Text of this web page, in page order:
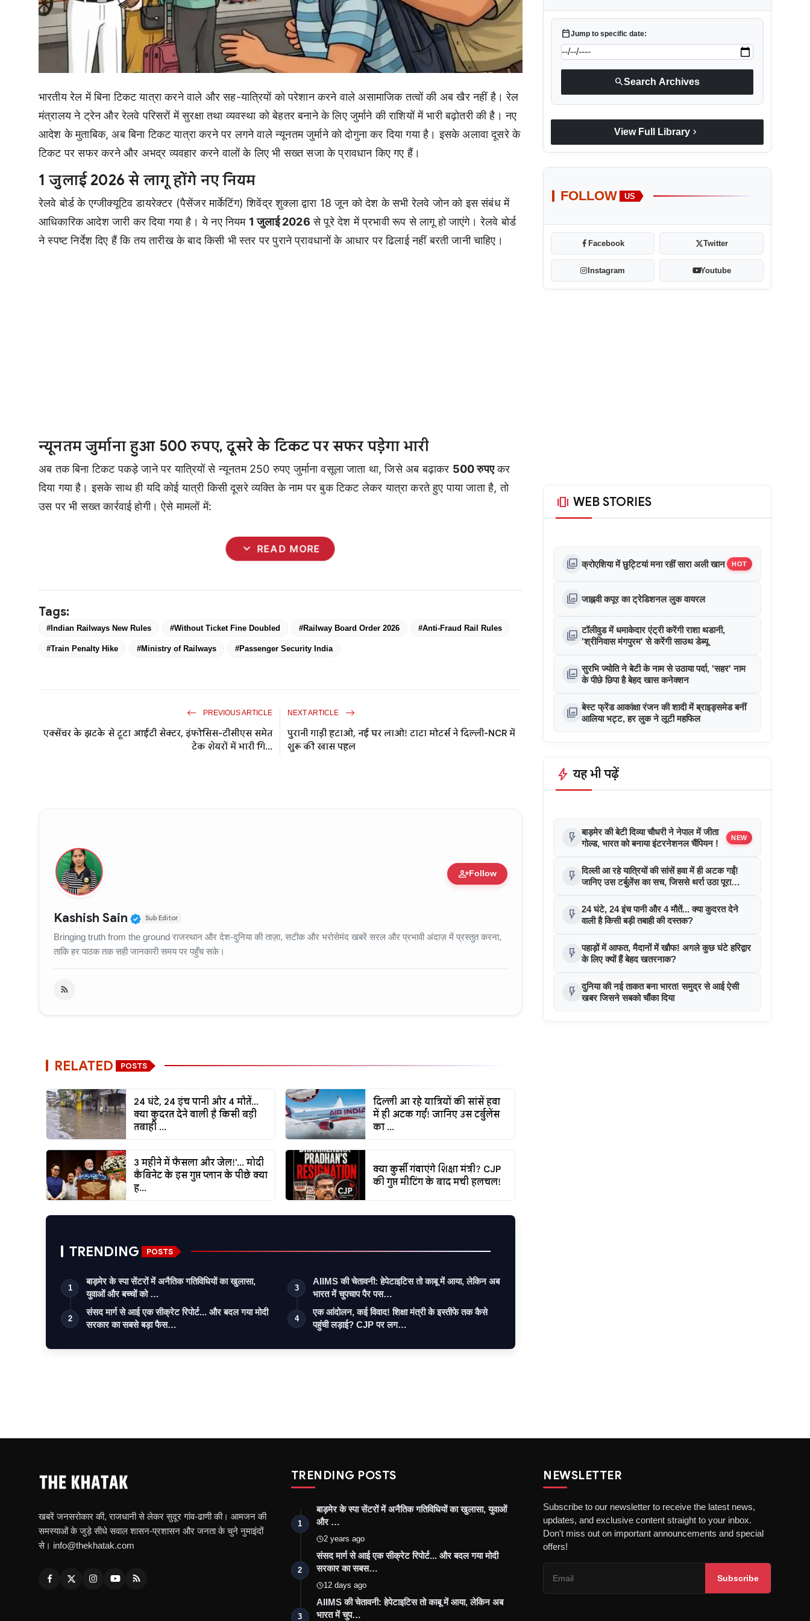
भारतीय रेल में बिना टिकट यात्रा करने वाले और सह-यात्रियों को परेशान करने वाले असामाजिक तत्वों की अब खैर नहीं है। रेल
मंत्रालय ने ट्रेन और रेलवे परिसरों में सुरक्षा तथा व्यवस्था को बेहतर बनाने के लिए जुर्माने की राशियों में भारी बढ़ोतरी की है। नए
आदेश के मुताबिक, अब बिना टिकट यात्रा करने पर लगने वाले न्यूनतम जुर्माने को दोगुना कर दिया गया है। इसके अलावा दूसरे के
टिकट पर सफर करने और अभद्र व्यवहार करने वालों के लिए भी सख्त सजा के प्रावधान किए गए हैं।
1 जुलाई 2026 से लागू होंगे नए नियम
रेलवे बोर्ड के एग्जीक्यूटिव डायरेक्टर (पैसेंजर मार्केटिंग) शिवेंद्र शुक्ला द्वारा 18 जून को देश के सभी रेलवे जोन को इस संबंध में
आधिकारिक आदेश जारी कर दिया गया है। ये नए नियम 1 जुलाई 2026 से पूरे देश में प्रभावी रूप से लागू हो जाएंगे। रेलवे बोर्ड
ने स्पष्ट निर्देश दिए हैं कि तय तारीख के बाद किसी भी स्तर पर पुराने प्रावधानों के आधार पर ढिलाई नहीं बरती जानी चाहिए।
न्यूनतम जुर्माना हुआ 500 रुपए, दूसरे के टिकट पर सफर पड़ेगा भारी
अब तक बिना टिकट पकड़े जाने पर यात्रियों से न्यूनतम 250 रुपए जुर्माना वसूला जाता था, जिसे अब बढ़ाकर 500 रुपएकर
दिया गया है। इसके साथ ही यदि कोई यात्री किसी दूसरे व्यक्ति के नाम पर बुक टिकट लेकर यात्रा करते हुए पाया जाता है, तो
उस पर भी सख्त कार्रवाई होगी। ऐसे मामलों में:
expand_more READ MORE
Tags:
#Indian Railways New Rules #Without Ticket Fine Doubled #Railway Board Order 2026 #Anti-Fraud Rail Rules
#Train Penalty Hike #Ministry of Railways #Passenger Security India
PREVIOUS ARTICLE
एक्सेंचर के झटके से टूटा आईटी सेक्टर, इंफोसिस-टीसीएस समेत
टेक शेयरों में भारी गि...
NEXT ARTICLE
पुरानी गाड़ी हटाओ, नई घर लाओ! टाटा मोटर्स ने दिल्ली-NCR में
शुरू की खास पहल
person_addFollow
Kashish Sain Verified Public Figure • 11 Jun, 2026
Sub Editor
Bringing truth from the ground राजस्थान और देश-दुनिया की ताज़ा, सटीक और भरोसेमंद खबरें सरल और प्रभावी अंदाज़ में प्रस्तुत करना,
ताकि हर पाठक तक सही जानकारी समय पर पहुँच सके।
RELATED POSTS
24 घंटे, 24 इंच पानी और 4 मौतें...
क्या कुदरत देने वाली है किसी बड़ी
तबाही ...
दिल्ली आ रहे यात्रियों की सांसें हवा
में ही अटक गईं! जानिए उस टर्बुलेंस
का ...
3 महीने में फैसला और जेल!'... मोदी
कैबिनेट के इस गुप्त प्लान के पीछे क्या
ह...
क्या कुर्सी गंवाएंगे शिक्षा मंत्री? CJP
की गुप्त मीटिंग के बाद मची हलचल!
TRENDING POSTS
1
बाड़मेर के स्पा सेंटरों में अनैतिक गतिविधियों का खुलासा,
युवाओं और बच्चों को …
2
संसद मार्ग से आई एक सीक्रेट रिपोर्ट... और बदल गया मोदी
सरकार का सबसे बड़ा फैस…
3
AIIMS की चेतावनी: हेपेटाइटिस तो काबू में आया, लेकिन अब
भारत में चुपचाप पैर पस…
4
एक आंदोलन, कई विवाद! शिक्षा मंत्री के इस्तीफे तक कैसे
पहुंची लड़ाई? CJP पर लग…
calendar_todayJump to specific date:
searchSearch Archives
View Full Library chevron_right
FOLLOW US
Facebook Twitter
Instagram Youtube
amp_stories WEB STORIES
photo_library क्रोएशिया में छुट्टियां मना रहीं सारा अली खान HOT
photo_library जाह्नवी कपूर का ट्रेडिशनल लुक वायरल
photo_library टॉलीवुड में धमाकेदार एंट्री करेंगी राशा थडानी,
'श्रीनिवास मंगपुरम' से करेंगी साउथ डेब्यू
photo_library सुरभि ज्योति ने बेटी के नाम से उठाया पर्दा, 'सहर' नाम
के पीछे छिपा है बेहद खास कनेक्शन
photo_library बेस्ट फ्रेंड आकांक्षा रंजन की शादी में ब्राइड्समेड बनीं
आलिया भट्ट, हर लुक ने लूटी महफिल
bolt यह भी पढ़ें
flash_on बाड़मेर की बेटी दिव्या चौधरी ने नेपाल में जीता
गोल्ड, भारत को बनाया इंटरनेशनल चैंपियन !
NEW
flash_on दिल्ली आ रहे यात्रियों की सांसें हवा में ही अटक गईं!
जानिए उस टर्बुलेंस का सच, जिससे थर्रा उठा पूरा
flash_on 24 घंटे, 24 इंच पानी और 4 मौतें... क्या कुदरत देने
वाली है किसी बड़ी तबाही की दस्तक?
flash_on पहाड़ों में आफत, मैदानों में खौफ! अगले कुछ घंटे हरिद्वार
के लिए क्यों हैं बेहद खतरनाक?
flash_on दुनिया की नई ताकत बना भारत! समुद्र से आई ऐसी
खबर जिसने सबको चौंका दिया
खबरें जनसरोकार की, राजधानी से लेकर सुदूर गांव-ढाणी की। आमजन की
समस्याओं के जुड़े सीधे सवाल शासन-प्रशासन और जनता के चुने नुमाइंदों
से। info@thekhatak.com
TRENDING POSTS
1
बाड़मेर के स्पा सेंटरों में अनैतिक गतिविधियों का खुलासा, युवाओं
और …
2 years ago
2
संसद मार्ग से आई एक सीक्रेट रिपोर्ट... और बदल गया मोदी
सरकार का सबस…
12 days ago
3
AIIMS की चेतावनी: हेपेटाइटिस तो काबू में आया, लेकिन अब
भारत में चुप…
NEWSLETTER
Subscribe to our newsletter to receive the latest news,
updates, and exclusive content straight to your inbox.
Don't miss out on important announcements and special
offers!
Subscribe